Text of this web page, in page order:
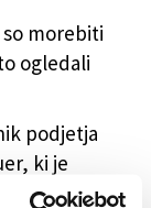
morebiti
ogledali
podjetja
ki je
celi